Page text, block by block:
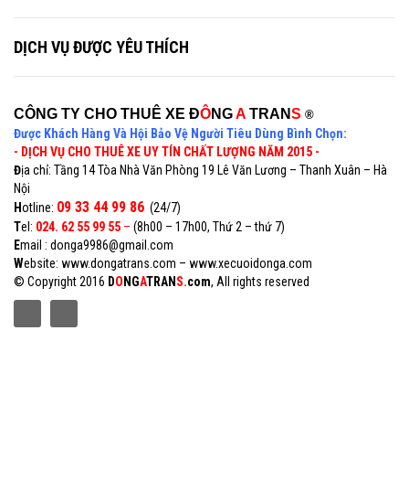
DỊCH VỤ ĐƯỢC YÊU THÍCH
CÔNG TY CHO THUÊ XE ĐÔNGA TRANS ®
Được Khách Hàng Và Hội Bảo Vệ Người Tiêu Dùng Bình Chọn:
- DỊCH VỤ CHO THUÊ XE UY TÍN CHẤT LƯỢNG NĂM 2015 -
Địa chỉ: Tầng 14 Tòa Nhà Văn Phòng 19 Lê Văn Lương – Thanh Xuân – Hà
Nội
Hotline: 09 33 44 99 86 (24/7)
Tel: 024. 62 55 99 55 – (8h00 – 17h00, Thứ 2 – thứ 7)
Email : donga9986@gmail.com
Website: www.dongatrans.com – www.xecuoidonga.com
© Copyright 2016 DO NGATRAN S.com, All rights reserved